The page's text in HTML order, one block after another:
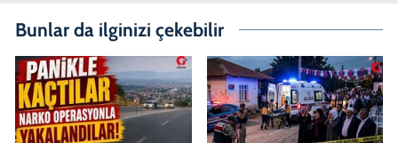
Bunlar da ilginizi çekebilir